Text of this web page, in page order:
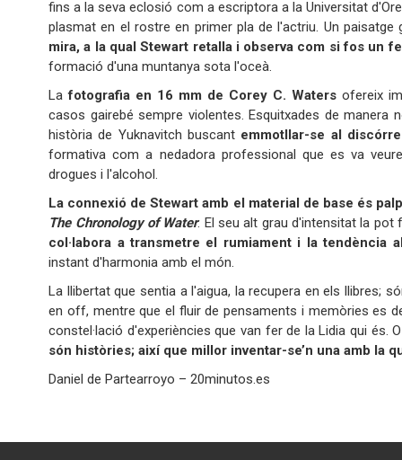
fins a la seva eclosió com a escriptora a la Universitat
plasmat en el rostre en primer pla de l'actriu. Un
mira, a la qual Stewart retalla i observa com si fos un
formació d'una muntanya sota l'oceà.
Lafotografia en 16 mm de Corey C. Watersofereix
casos gairebé sempre violentes. Esquitxades de manera
història de Yuknavitch buscant emmotllar-se al
formativa com a nedadora professional que es va
drogues i l'alcohol.
La connexió de Stewart amb el material de base és
The Chronology of Water. El seu alt grau d'intensitat la pot
col·labora a transmetre el rumiament i la tendència
instant d'harmonia amb el món.
La llibertat que sentia a l'aigua, la recupera en els llibres;
en off, mentre que el fluir de pensaments i memòries es
constel·lació d'experiències que van fer de la Lidia qui
són històries; així que millor inventar-se’n una amb la
Daniel de Partearroyo – 20minutos.es